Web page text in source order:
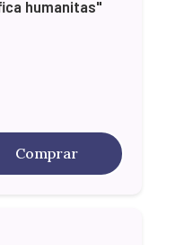
humanitas"
Comprar